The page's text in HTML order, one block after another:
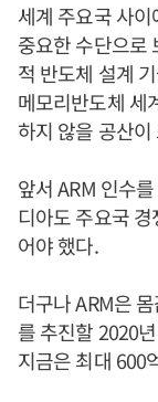
세계 주요국 사
중요한 수단으로
적 반도체 설계
메모리반도체 세
하지 않을 공산이
앞서 ARM 인수
디아도 주요국
어야 했다.
더구나 ARM은
를 추진할 2020
지금은 최대 600